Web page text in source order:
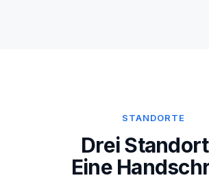
STANDORTE
Drei
Eine